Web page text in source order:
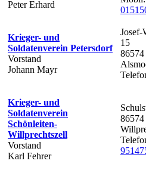
Peter Erhard
Krieger- und
Soldatenverein Petersdorf
Vorstand
Johann Mayr
Josef-
15
86574
Krieger- und
Soldatenverein
Schönleiten-
Willprechtszell
Vorstand
Karl Fehrer
86574